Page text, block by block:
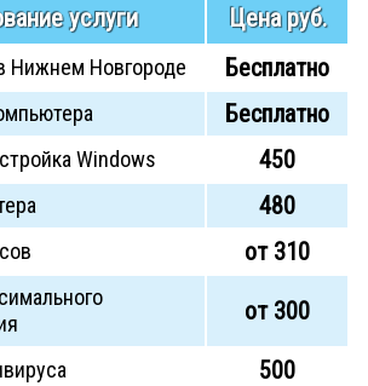
услуги Цена руб.
Нижнем Новгороде Бесплатно
Бесплатно
Windows 450
480
от 310
от 300
500